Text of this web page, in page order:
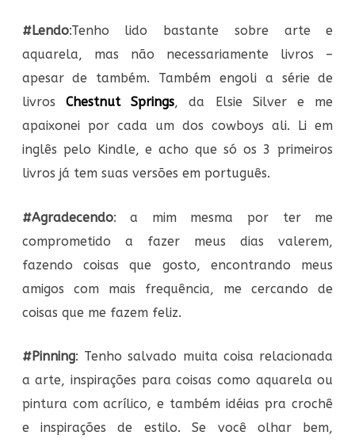
#Lendo:Tenho lido bastante sobre arte e
aquarela, mas não necessariamente livros –
apesar de também. Também engoli a série de
livros Chestnut Springs, da Elsie Silver e me
apaixonei por cada um dos cowboys ali. Li em
inglês pelo Kindle, e acho que só os 3 primeiros
livros já tem suas versões em português.
#Agradecendo: a mim mesma por ter me
comprometido a fazer meus dias valerem,
fazendo coisas que gosto, encontrando meus
amigos com mais frequência, me cercando de
coisas que me fazem feliz.
#Pinning: Tenho salvado muita coisa relacionada
a arte, inspirações para coisas como aquarela ou
pintura com acrílico, e também idéias pra crochê
e inspirações de estilo. Se você olhar bem,